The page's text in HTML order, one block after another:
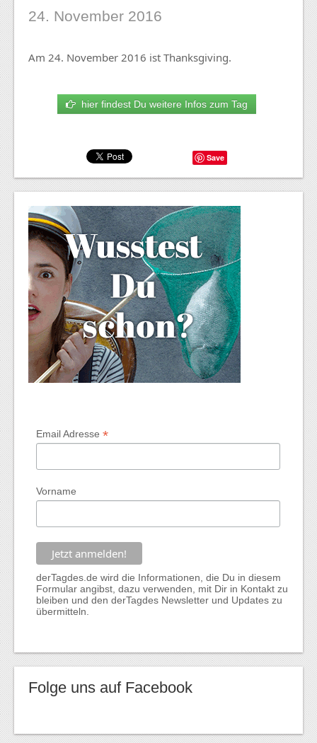
24. November 2016
Am 24. November 2016 ist Thanksgiving.
hier findest Du weitere Infos zum Tag
Save
Email Adresse*
Vorname
derTagdes.de wird die Informationen, die Du in diesem
Formular angibst, dazu verwenden, mit Dir in Kontakt zu
bleiben und den derTagdes Newsletter und Updates zu
übermitteln.
Folge uns auf Facebook